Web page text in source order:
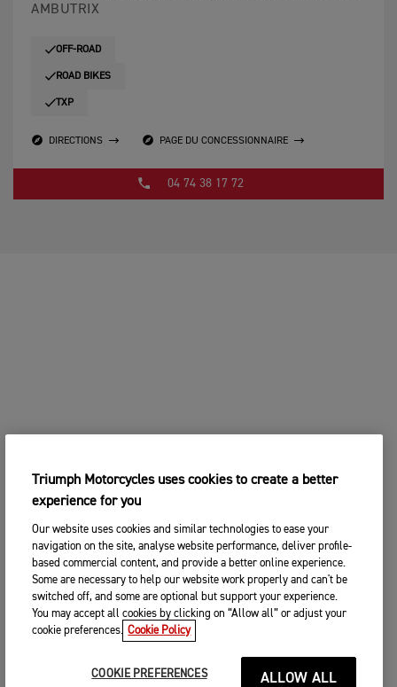
AMBUTRIX
OFF-ROAD
ROAD BIKES
TXP
DIRECTIONS PAGE DU CONCESSIONNAIRE
04 74 38 17 72
Triumph Motorcycles uses cookies to create a better
experience for you
Our website uses cookies and similar technologies to ease your
navigation on the site, analyse website performance, deliver profile-
based commercial content, and provide a better online experience.
Some are necessary to help our website work properly and can't be
switched off, and some are optional but support your experience.
You may accept all cookies by clicking on “Allow all” or adjust your
cookie preferences. Cookie Policy
COOKIE PREFERENCES ALLOW ALL